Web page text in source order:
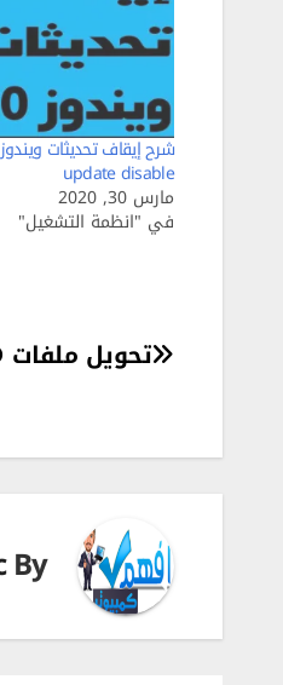
update disable
مارس 30, 2020
في "انظمة التشغيل"
تصفّح
تحويل ملفات MID الي MP3
By